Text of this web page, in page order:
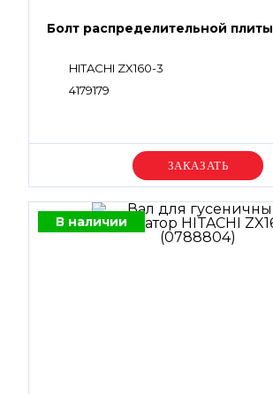
Болт распределительной плиты
HITACHI ZX160-3
4179179
Уточняйте цену
В наличии